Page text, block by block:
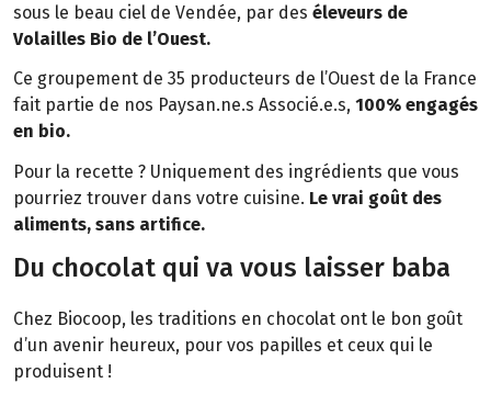
sous le beau ciel de Vendée, par des éleveurs de
Volailles Bio de l’Ouest.
Ce groupement de 35 producteurs de l’Ouest de la France
fait partie de nos Paysan.ne.s Associé.e.s, 100% engagés
en bio.
Pour la recette ? Uniquement des ingrédients que vous
pourriez trouver dans votre cuisine. Le vrai goût des
aliments, sans artifice.
Du chocolat qui va vous laisser baba
Chez Biocoop, les traditions en chocolat ont le bon goût
d’un avenir heureux, pour vos papilles et ceux qui le
produisent !